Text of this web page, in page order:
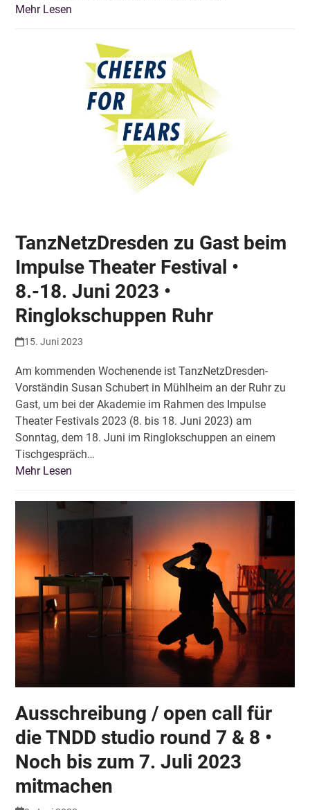
Mehr Lesen
TanzNetzDresden zu Gast beim
Impulse Theater Festival •
8.-18. Juni 2023 •
Ringlokschuppen Ruhr
15. Juni 2023
Am kommenden Wochenende ist TanzNetzDresden-
Vorständin Susan Schubert in Mühlheim an der Ruhr zu
Gast, um bei der Akademie im Rahmen des Impulse
Theater Festivals 2023 (8. bis 18. Juni 2023) am
Sonntag, dem 18. Juni im Ringlokschuppen an einem
Tischgespräch…
Mehr Lesen
Ausschreibung / open call für
die TNDD studio round 7 & 8 •
Noch bis zum 7. Juli 2023
mitmachen